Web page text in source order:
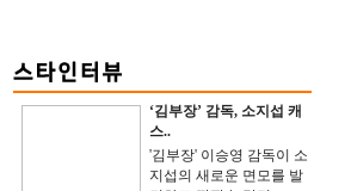
‘김부장’ 감독, 소지섭 캐
스..
'김부장' 이승영 감독이 소
지섭의 새로운 면모를 발